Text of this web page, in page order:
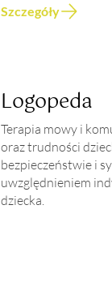
Szczegóły
Logopeda
Terapia mowy i
oraz trudności
bezpieczeństwie i
uwzględnieniem
dziecka.